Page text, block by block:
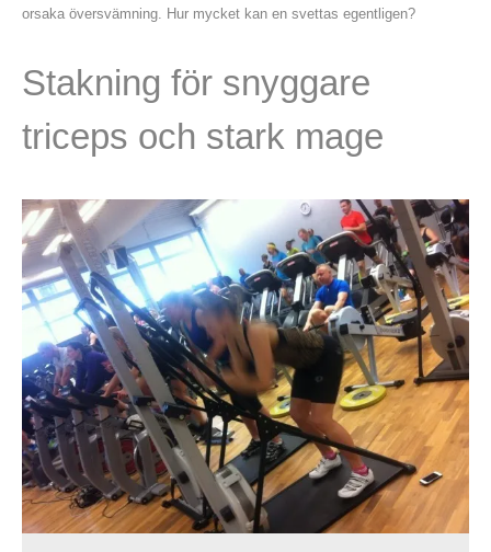
orsaka översvämning. Hur mycket kan en svettas egentligen?
Stakning för snyggare
triceps och stark mage